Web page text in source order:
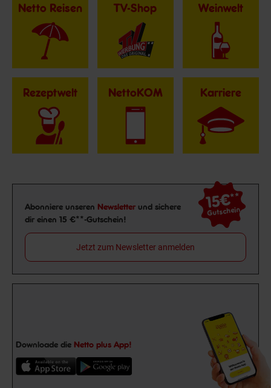
Netto Reisen TV-Shop Weinwelt
Rezeptwelt NettoKOM Karriere
Newsletter Anmeldung
Abonniere unseren Newsletter und sichere
dir einen 15 €**-Gutschein!
15€**
Gutschein
Jetzt zum Newsletter anmelden
Downloade die Netto plus App!